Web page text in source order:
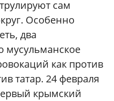
сам
Особенно
два
мусульманское
как против
татар. 24 февраля
крымский